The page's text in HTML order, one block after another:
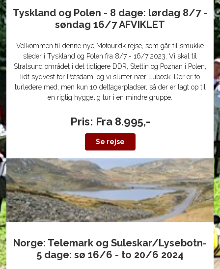
Tyskland og Polen - 8 dage: lørdag 8/7 -
søndag 16/7 AFVIKLET
Velkommen til denne nye Motour.dk rejse, som går til smukke
steder i Tyskland og Polen fra 8/7 - 16/7 2023. Vi skal til
Stralsund området i det tidligere DDR, Stettin og Poznan i Polen,
lidt sydvest for Potsdam, og vi slutter nær Lübeck. Der er to
turledere med, men kun 10 deltagerpladser, så der er lagt op til
en rigtig hyggelig tur i en mindre gruppe.
Pris: Fra 8.995,-
Se rejse
Norge: Telemark og Suleskar/Lysebotn-
5 dage: sø 16/6 - to 20/6 2024